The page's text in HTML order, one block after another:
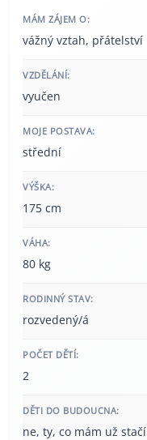
MÁM ZÁJEM O:
vážný vztah, přátelství
VZDĚLÁNÍ:
vyučen
MOJE POSTAVA:
střední
VÝŠKA:
175 cm
VÁHA:
80 kg
RODINNÝ STAV:
rozvedený/á
POČET DĚTÍ:
2
DĚTI DO BUDOUCNA:
ne, ty, co mám už stačí